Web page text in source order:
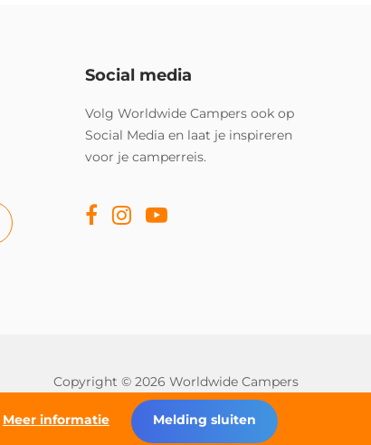
Meer informatie Melding sluiten
Social media
Volg Worldwide Campers ook op
Social Media en laat je inspireren
voor je camperreis.
Copyright © 2026 Worldwide Campers
Alle rechten onder voorbehoud